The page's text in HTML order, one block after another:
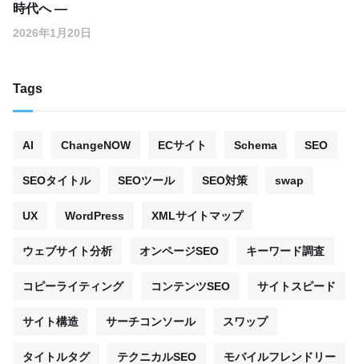
時代へ ―
2026年1月20日
Tags
AI ChangeNOW ECサイト Schema SEO
SEOタイトル SEOツール SEO対策 swap
UX WordPress XMLサイトマップ
ウェブサイト分析 オンページSEO キーワード調査
コピーライティング コンテンツSEO サイトスピード
サイト構造 サーチコンソール スワップ
タイトルタグ テクニカルSEO モバイルフレンドリー